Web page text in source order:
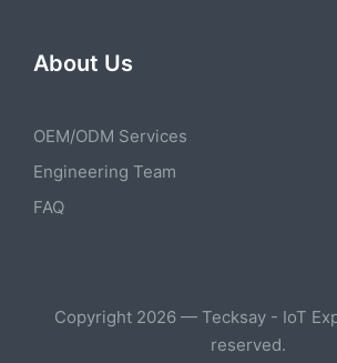
About Us
OEM/ODM Services
Engineering Team
FAQ
Copyright 2026 — Tecksay - IoT
reserved.